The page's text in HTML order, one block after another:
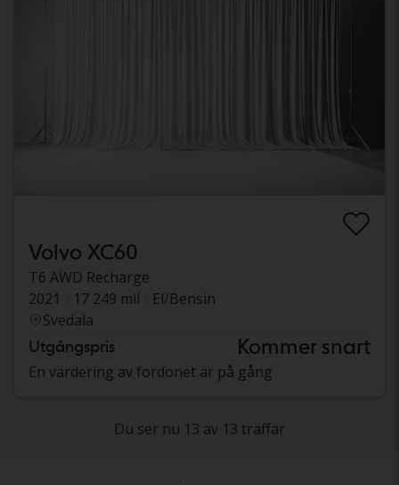
Volvo XC60
T6 AWD Recharge
2021
17 249 mil
El/Bensin
Svedala
Utgångspris Kommer snart
En värdering av fordonet är på gång
Du ser nu 13 av 13 träffar